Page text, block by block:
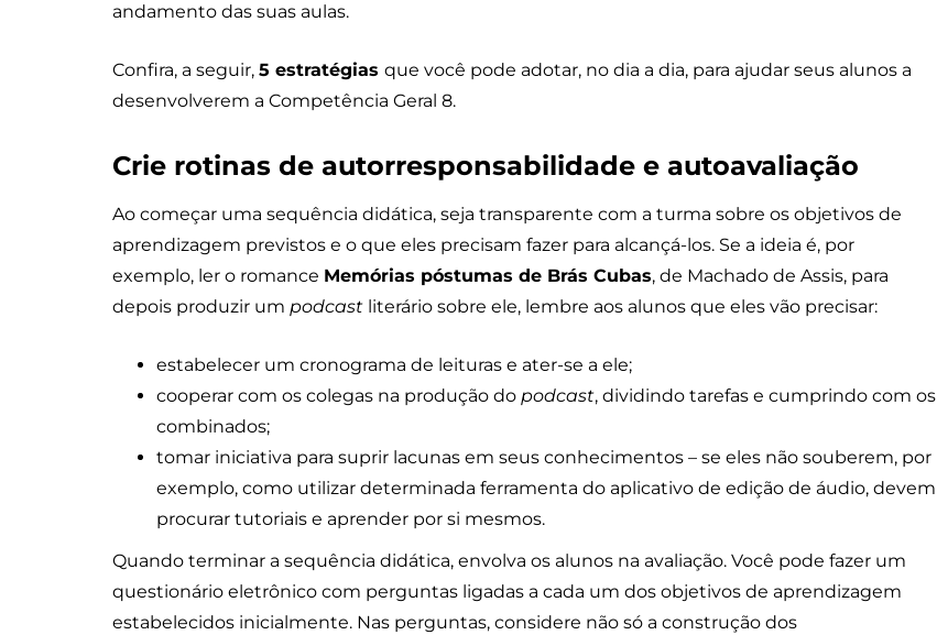
andamento das suas aulas.
Confira, a seguir, 5 estratégias que você pode adotar, no dia a dia, para ajudar seus alunos a
desenvolverem a Competência Geral 8.
Crie rotinas de autorresponsabilidade e autoavaliação
Ao começar uma sequência didática, seja transparente com a turma sobre os objetivos de
aprendizagem previstos e o que eles precisam fazer para alcançá-los. Se a ideia é, por
exemplo, ler o romance Memórias póstumas de Brás Cubas, de Machado de Assis, para
depois produzir um podcast literário sobre ele, lembre aos alunos que eles vão precisar:
estabelecer um cronograma de leituras e ater-se a ele;
cooperar com os colegas na produção do podcast, dividindo tarefas e cumprindo com os
combinados;
tomar iniciativa para suprir lacunas em seus conhecimentos – se eles não souberem, por
exemplo, como utilizar determinada ferramenta do aplicativo de edição de áudio, devem
procurar tutoriais e aprender por si mesmos.
Quando terminar a sequência didática, envolva os alunos na avaliação. Você pode fazer um
questionário eletrônico com perguntas ligadas a cada um dos objetivos de aprendizagem
estabelecidos inicialmente. Nas perguntas, considere não só a construção dos